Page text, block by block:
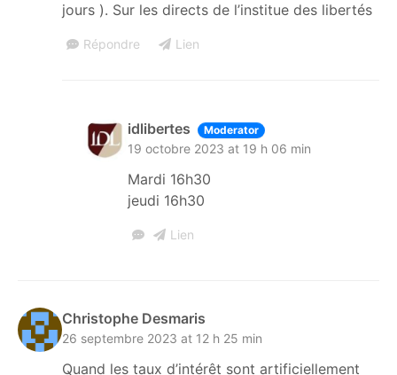
jours ). Sur les directs de l’institue des libertés
Répondre Lien
idlibertes Moderator
19 octobre 2023 at 19 h 06 min
Mardi 16h30
jeudi 16h30
Lien
Christophe Desmaris
26 septembre 2023 at 12 h 25 min
Quand les taux d’intérêt sont artificiellement